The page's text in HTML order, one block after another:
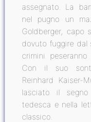
assegnato. La
nel pugno un
Goldberger, capo
dovuto fuggire dal
crimini
Con il suo
Reinhard Kaiser-
lasciato il
tedesca e nella
classico.